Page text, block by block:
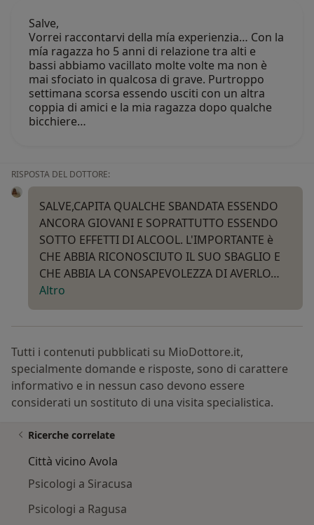
Salve,
Vorrei raccontarvi della mía experienzia… Con la
mía ragazza ho 5 anni di relazione tra alti e
bassi abbiamo vacillato molte volte ma non è
mai sfociato in qualcosa di grave. Purtroppo
settimana scorsa essendo usciti con un altra
coppia di amici e la mia ragazza dopo qualche
bicchiere…
RISPOSTA DEL DOTTORE:
SALVE,CAPITA QUALCHE SBANDATA ESSENDO
ANCORA GIOVANI E SOPRATTUTTO ESSENDO
SOTTO EFFETTI DI ALCOOL. L'IMPORTANTE è
CHE ABBIA RICONOSCIUTO IL SUO SBAGLIO E
CHE ABBIA LA CONSAPEVOLEZZA DI AVERLO…
Altro
Tutti i contenuti pubblicati su MioDottore.it,
specialmente domande e risposte, sono di carattere
informativo e in nessun caso devono essere
considerati un sostituto di una visita specialistica.
Ricerche correlate
Città vicino Avola
Psicologi a Siracusa
Psicologi a Ragusa